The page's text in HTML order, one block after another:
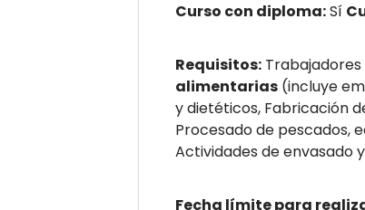
Curso con diploma:Sí
Requisitos:
alimentarias (incluye
y dietéticos, Fabricación
Procesado de pescados,
Actividades de envasado
Fecha límite para